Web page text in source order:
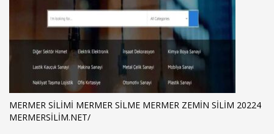
MERMER SILIMI MERMER SILME MERMER ZEMIN SILIM 20224
MERMERSILIM.NET/